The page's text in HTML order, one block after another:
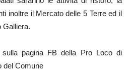
inoltre il Mercato delle 5 Terre ed il
Galliera.
pagina FB della Pro Loco di
del Comune